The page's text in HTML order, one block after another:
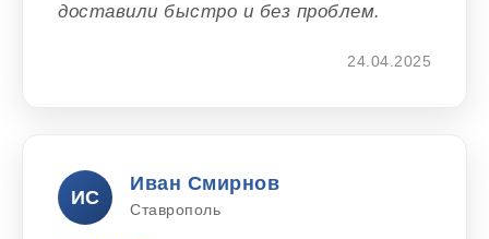
доставили быстро и без проблем.
24.04.2025
ИС
Иван Смирнов
Ставрополь